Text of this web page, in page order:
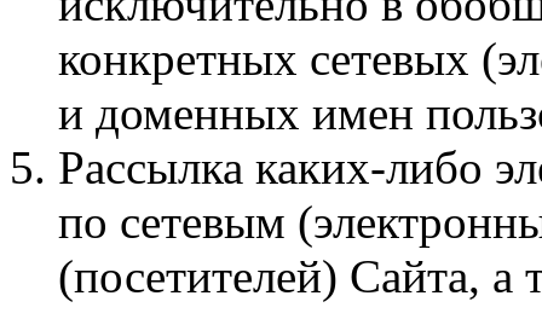
конкретных сетевых
и доменных имен
Рассылка каких‑либо
по сетевым
(посетителей) Сайта, а